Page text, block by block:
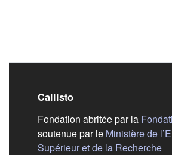
Callisto
Fondation abritée par la
soutenue par le Ministère de
Supérieur et de la Recherche